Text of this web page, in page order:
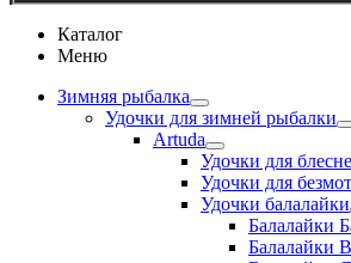
Каталог
Меню
Зимняя рыбалка
Удочки для зимней рыбалки
Artuda
Удочки для
Удочки для
Удочки балалайки
Балалайки
Балалайки